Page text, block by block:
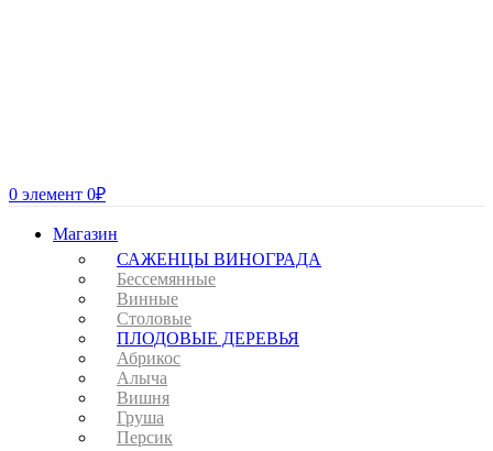
0 элемент 0₽
Магазин
САЖЕНЦЫ ВИНОГРАДА
Бессемянные
Винные
Столовые
ПЛОДОВЫЕ ДЕРЕВЬЯ
Абрикос
Алыча
Вишня
Груша
Персик